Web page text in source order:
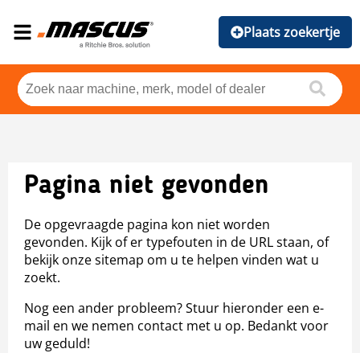
Plaats zoekertje
Pagina niet gevonden
De opgevraagde pagina kon niet worden
gevonden. Kijk of er typefouten in de URL staan, of
bekijk onze sitemap om u te helpen vinden wat u
zoekt.
Nog een ander probleem? Stuur hieronder een e-
mail en we nemen contact met u op. Bedankt voor
uw geduld!